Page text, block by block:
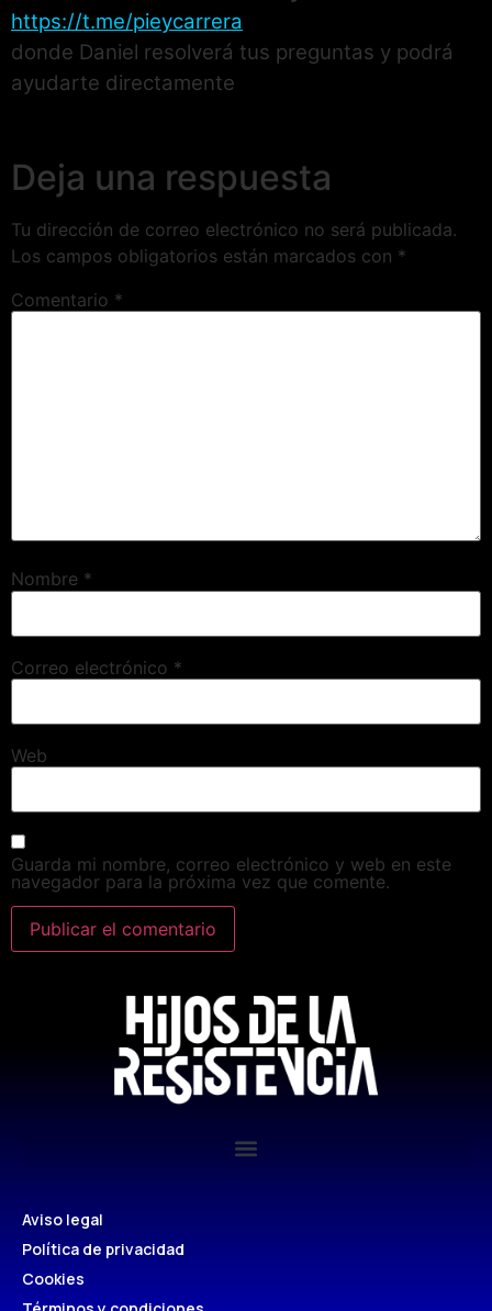
https://t.me/pieycarrera
donde Daniel resolverá tus preguntas y podrá
ayudarte directamente
Deja una respuesta
Tu dirección de correo electrónico no será publicada.
Los campos obligatorios están marcados con *
Comentario *
Nombre *
Correo electrónico *
Web
Guarda mi nombre, correo electrónico y web en este
navegador para la próxima vez que comente.
Aviso legal
Política de privacidad
Cookies